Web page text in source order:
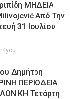
ΜΗΔΕΙΑ
Από Την
31 Ιουλίου
Δημήτρη
ΠΕΡΙΟΔΕΙΑ
Τετάρτη